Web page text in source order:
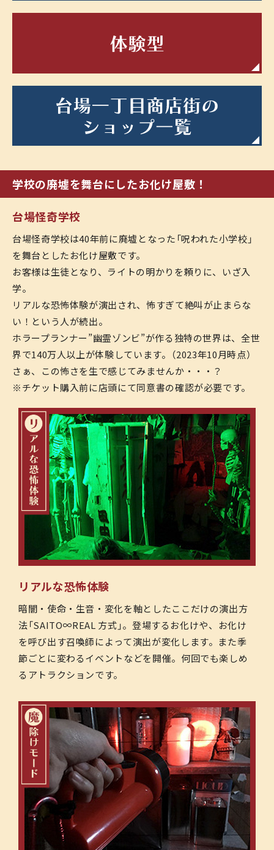
学校の廃墟を舞台にしたお化け屋敷！
台場怪奇学校
台場怪奇学校は40年前に廃墟となった「呪われた小学校」
を舞台としたお化け屋敷です。
お客様は生徒となり、ライトの明かりを頼りに、いざ入
学。
リアルな恐怖体験が演出され、怖すぎて絶叫が止まらな
い！という人が続出。
ホラープランナー”幽霊ゾンビ”が作る独特の世界は、全世
界で140万人以上が体験しています。（2023年10月時点）
さぁ、この怖さを生で感じてみませんか・・・？
※チケット購入前に店頭にて同意書の確認が必要です。
リアルな恐怖体験
暗闇・使命・生音・変化を軸としたここだけの演出方
法「SAITO∞REAL 方式」。登場するお化けや、お化け
を呼び出す召喚師によって演出が変化します。また季
節ごとに変わるイベントなどを開催。何回でも楽しめ
るアトラクションです。